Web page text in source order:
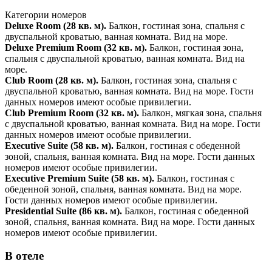
Категории номеров
Deluxe Room (28 кв. м). Балкон, гостиная зона, спальня с
двуспальной кроватью, ванная комната. Вид на море.
Deluxe Premium Room (32 кв. м). Балкон, гостиная зона,
спальня с двуспальной кроватью, ванная комната. Вид на
море.
Club Room (28 кв. м). Балкон, гостиная зона, спальня с
двуспальной кроватью, ванная комната. Вид на море. Гости
данных номеров имеют особые привилегии.
Club Premium Room (32 кв. м). Балкон, мягкая зона, спальня
с двуспальной кроватью, ванная комната. Вид на море. Гости
данных номеров имеют особые привилегии.
Executive Suite (58 кв. м). Балкон, гостиная с обеденной
зоной, спальня, ванная комната. Вид на море. Гости данных
номеров имеют особые привилегии.
Executive Premium Suite (58 кв. м). Балкон, гостиная с
обеденной зоной, спальня, ванная комната. Вид на море.
Гости данных номеров имеют особые привилегии.
Presidential Suite (86 кв. м). Балкон, гостиная с обеденной
зоной, спальня, ванная комната. Вид на море. Гости данных
номеров имеют особые привилегии.
В отеле